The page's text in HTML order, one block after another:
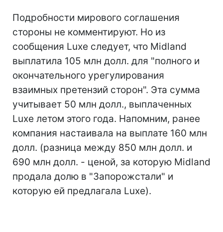
Подробности мирового соглашения
стороны не комментируют. Но из
сообщения Luxe следует, что Midland
выплатила 105 млн долл. для "полного и
окончательного урегулирования
взаимных претензий сторон". Эта сумма
учитывает 50 млн долл., выплаченных
Luxe летом этого года. Напомним, ранее
компания настаивала на выплате 160 млн
долл. (разница между 850 млн долл. и
690 млн долл. - ценой, за которую Midland
продала долю в "Запорожстали" и
которую ей предлагала Luxe).